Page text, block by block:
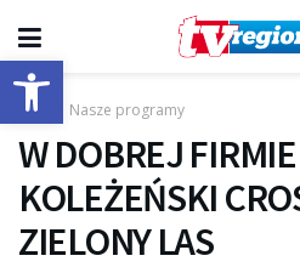
Otwórz pasek narzędzi
Start Nasze programy
W DOBREJ FIRMIE
KOLEŻEŃSKI
ZIELONY LAS